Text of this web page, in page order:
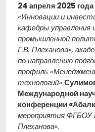
24 апреля 2025 года
«Инновации и
кафедры управления
промышленной
Г.В. Плеханова»,
по направлению
профиль «
технологий»
Международной
конференции
мероприятия ФГБОУ
Плеханова».